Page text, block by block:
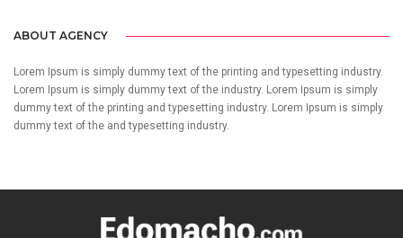
ABOUT AGENCY
Lorem Ipsum is simply dummy text of the printing and typesetting industry.
Lorem Ipsum is simply dummy text of the industry. Lorem Ipsum is simply
dummy text of the printing and typesetting industry. Lorem Ipsum is simply
dummy text of the and typesetting industry.